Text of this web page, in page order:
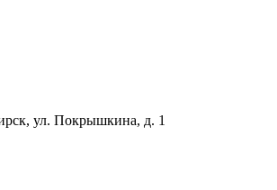
ул. Покрышкина, д. 1